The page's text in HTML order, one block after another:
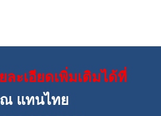
ละเอียดเพิ่มเติมได้ที่
แทนไทย